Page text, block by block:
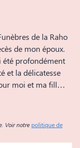
de la Raho
de mon époux.
été profondément
et la délicatesse
moi et ma fille
et de respect.
mon mari pour
vous médicaux,
plus
une grande
Voir notre politique de